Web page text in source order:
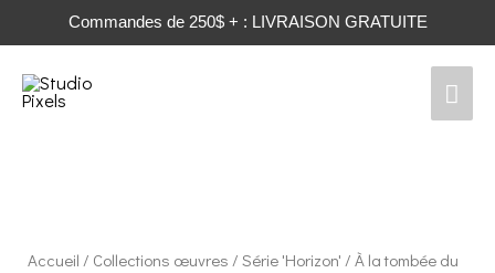
Commandes de 250$ + : LIVRAISON GRATUITE
Accueil / Collections œuvres /Série 'Horizon' / À la tombée du